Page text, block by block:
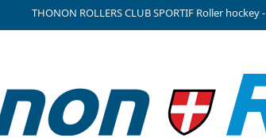
THONON ROLLERS CLUB SPORTIF Roller hockey